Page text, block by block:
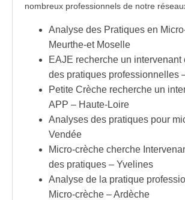
nombreux professionnels de notre
Analyse des Pratiques en
Meurthe-et Moselle
EAJE recherche un intervenant
des pratiques professionnelles
Petite Crèche recherche un
APP – Haute-Loire
Analyses des pratiques pour
Vendée
Micro-crèche cherche
des pratiques – Yvelines
Analyse de la pratique
Micro-crèche – Ardèche